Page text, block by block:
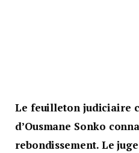
Le feuilleton judiciaire
d’Ousmane Sonko
rebondissement. Le